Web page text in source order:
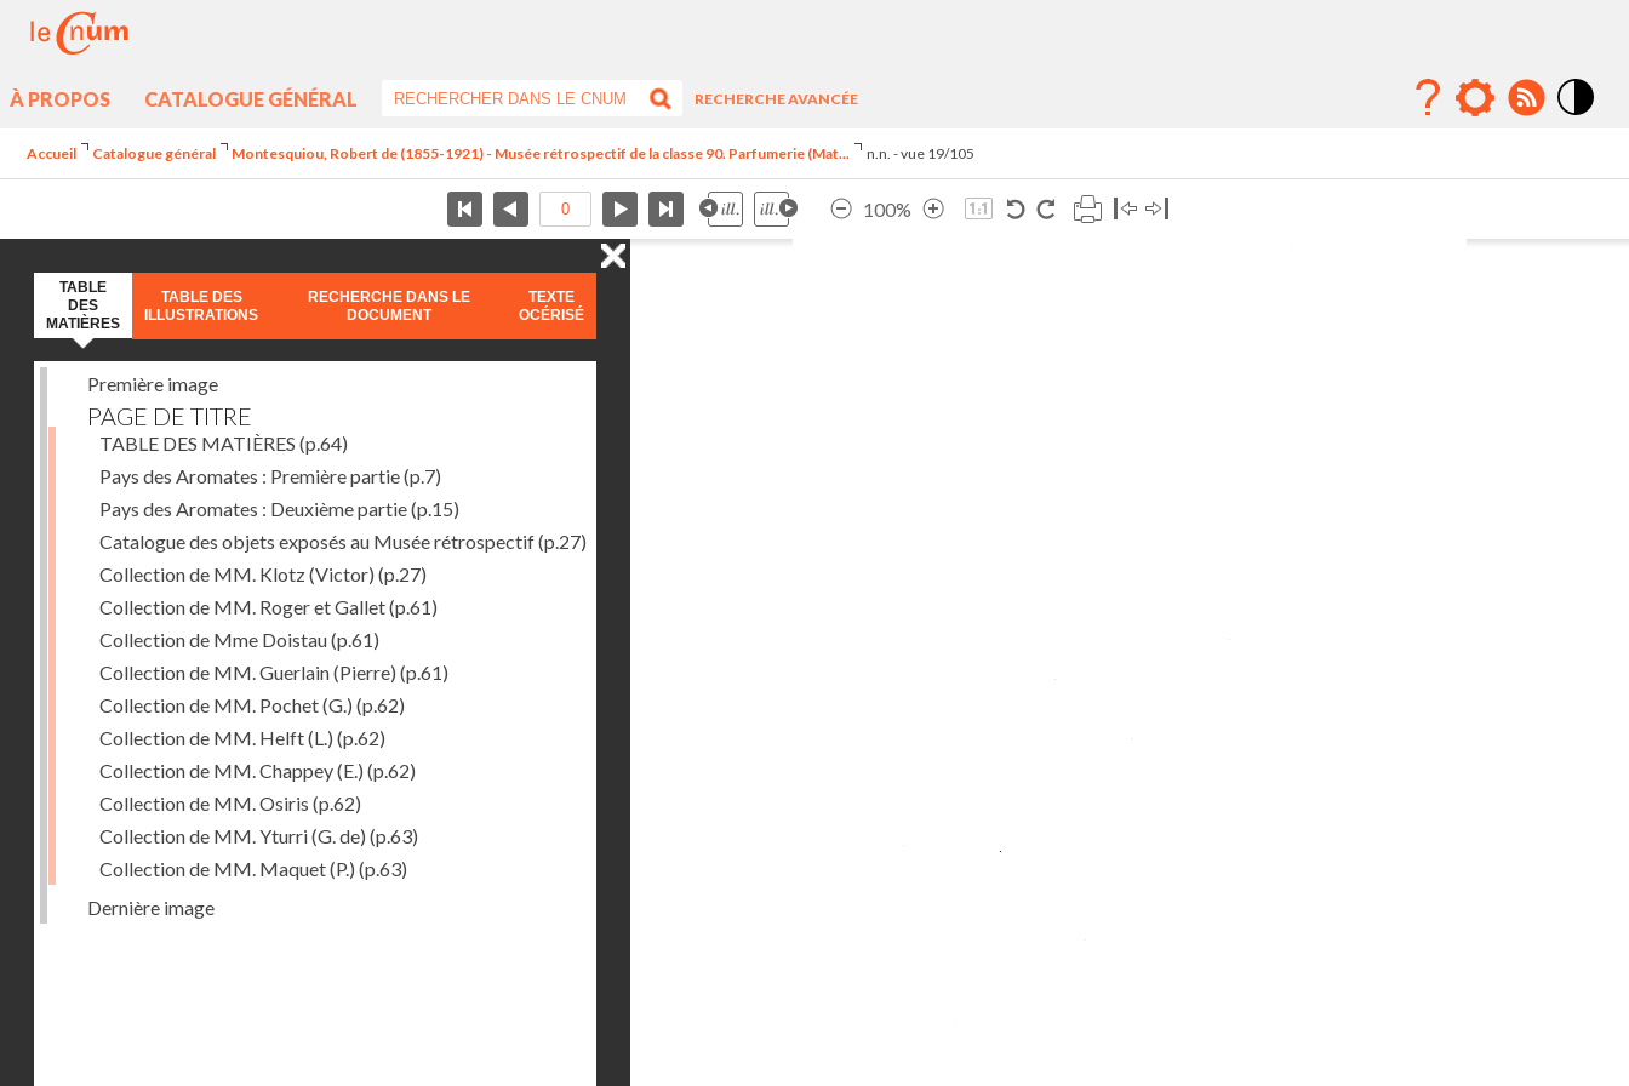
À PROPOS CATALOGUE GÉNÉRAL
RECHERCHE AVANCÉE
Accueil Catalogue général Montesquiou, Robert de (1855-1921) - Musée rétrospectif de la classe 90. Parfumerie (Mat... n.n. - vue 19/105
100%
TABLE
DES
MATIÈRES
TABLE DES
ILLUSTRATIONS
RECHERCHE DANS LE
DOCUMENT
TEXTE
OCÉRISÉ
Première image
PAGE DE TITRE
TABLE DES MATIÈRES (p.64)
Pays des Aromates : Première partie(p.7)
Pays des Aromates : Deuxième partie(p.15)
Catalogue des objets exposés au Musée rétrospectif(p.27)
Collection de MM. Klotz (Victor) (p.27)
Collection de MM. Roger et Gallet(p.61)
Collection de Mme Doistau(p.61)
Collection de MM. Guerlain (Pierre) (p.61)
Collection de MM. Pochet (G.) (p.62)
Collection de MM. Helft (L.) (p.62)
Collection de MM. Chappey (E.) (p.62)
Collection de MM. Osiris (p.62)
Collection de MM. Yturri (G. de) (p.63)
Collection de MM. Maquet (P.) (p.63)
Dernière image